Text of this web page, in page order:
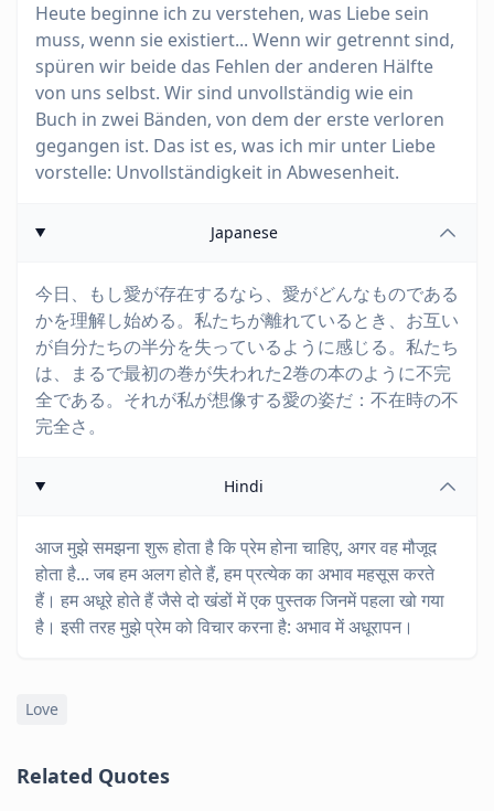
Heute beginne ich zu verstehen, was Liebe sein
muss, wenn sie existiert... Wenn wir getrennt sind,
spüren wir beide das Fehlen der anderen Hälfte
von uns selbst. Wir sind unvollständig wie ein
Buch in zwei Bänden, von dem der erste verloren
gegangen ist. Das ist es, was ich mir unter Liebe
vorstelle: Unvollständigkeit in Abwesenheit.
Japanese
今日、もし愛が存在するなら、愛がどんなものである
かを理解し始める。私たちが離れているとき、お互い
が自分たちの半分を失っているように感じる。私たち
は、まるで最初の巻が失われた2巻の本のように不完
全である。それが私が想像する愛の姿だ：不在時の不
完全さ。
Hindi
आज मुझे समझना शुरू होता है कि प्रेम होना चाहिए, अगर वह मौजूद
होता है... जब हम अलग होते हैं, हम प्रत्येक का अभाव महसूस करते
हैं। हम अधूरे होते हैं जैसे दो खंडों में एक पुस्तक जिनमें पहला खो गया
है। इसी तरह मुझे प्रेम को विचार करना है: अभाव में अधूरापन।
Love
Related Quotes